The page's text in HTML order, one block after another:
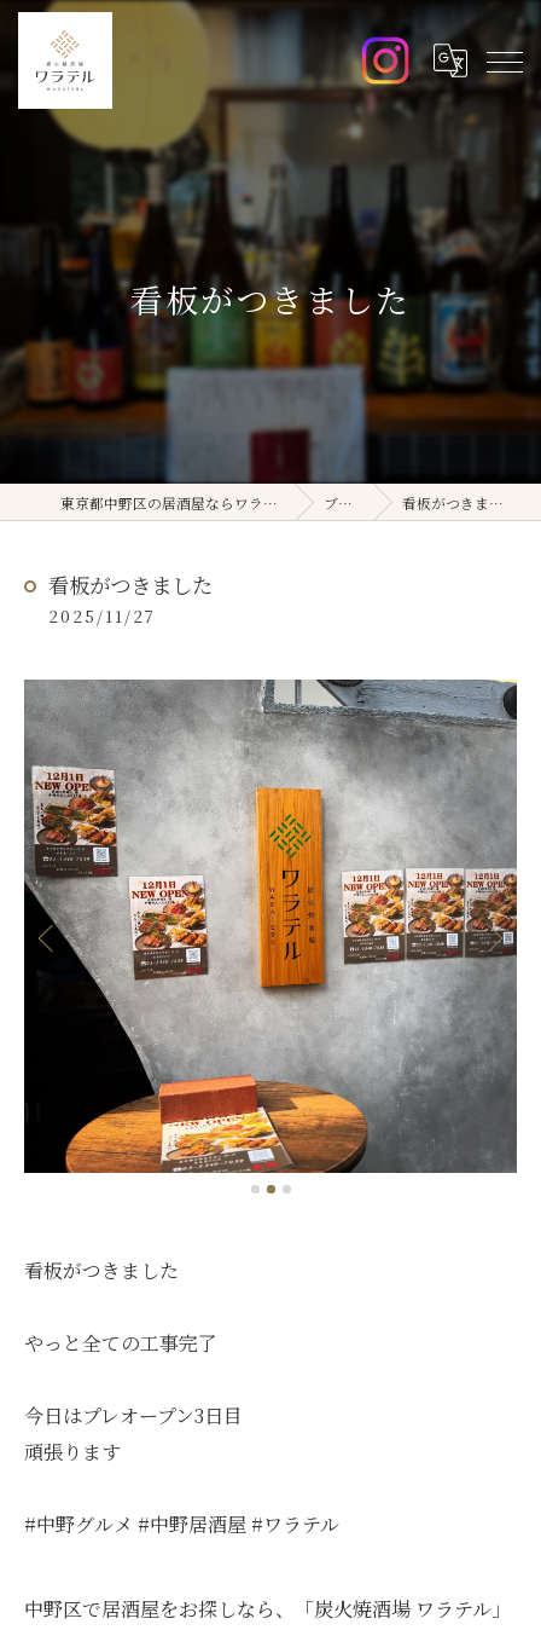
看板がつきました
東京都中野区の居酒屋ならワラテル ブログ 看板がつきました
看板がつきました
2025/11/27
看板がつきました
やっと全ての工事完了
今日はプレオープン3日目
頑張ります
#中野グルメ #中野居酒屋 #ワラテル
中野区で居酒屋をお探しなら、「炭火焼酒場 ワラテル」